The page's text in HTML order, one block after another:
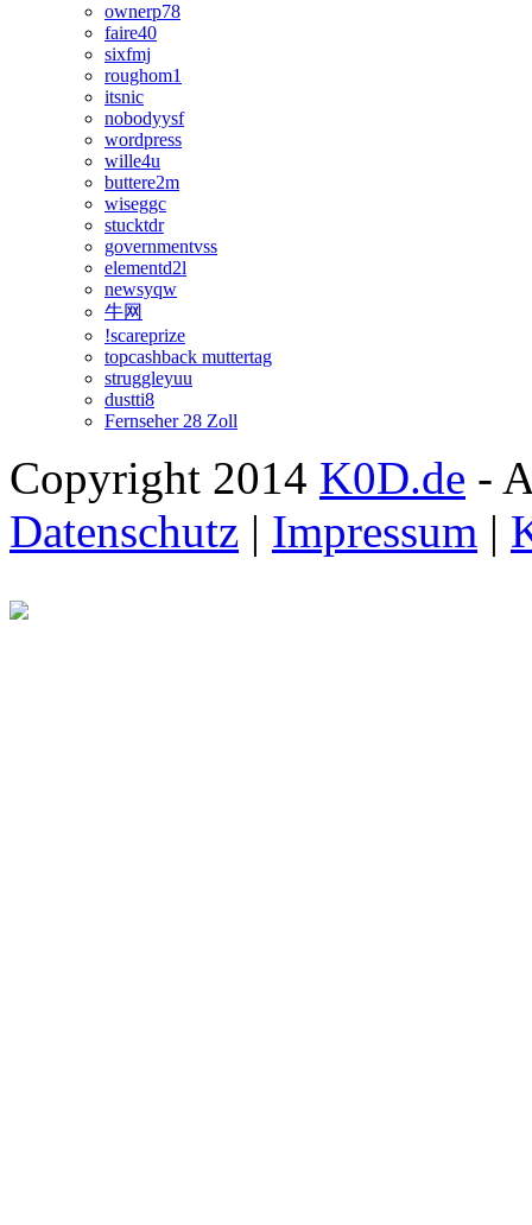
ownerp78
faire40
sixfmj
roughom1
itsnic
nobodyysf
wordpress
wille4u
buttere2m
wiseggc
stucktdr
governmentvss
elementd2l
newsyqw
牛网
!scareprize
topcashback muttertag
struggleyuu
dustti8
Fernseher 28 Zoll
Copyright 2014 K0D.de -
Datenschutz | Impressum |